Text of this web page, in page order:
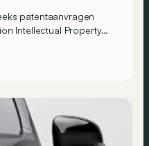
patentaanvragen
Intellectual Property